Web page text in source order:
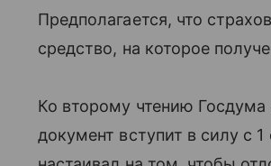
Предполагается, что
средство, на которое
Ко второму чтению Госдума
документ вступит в силу с